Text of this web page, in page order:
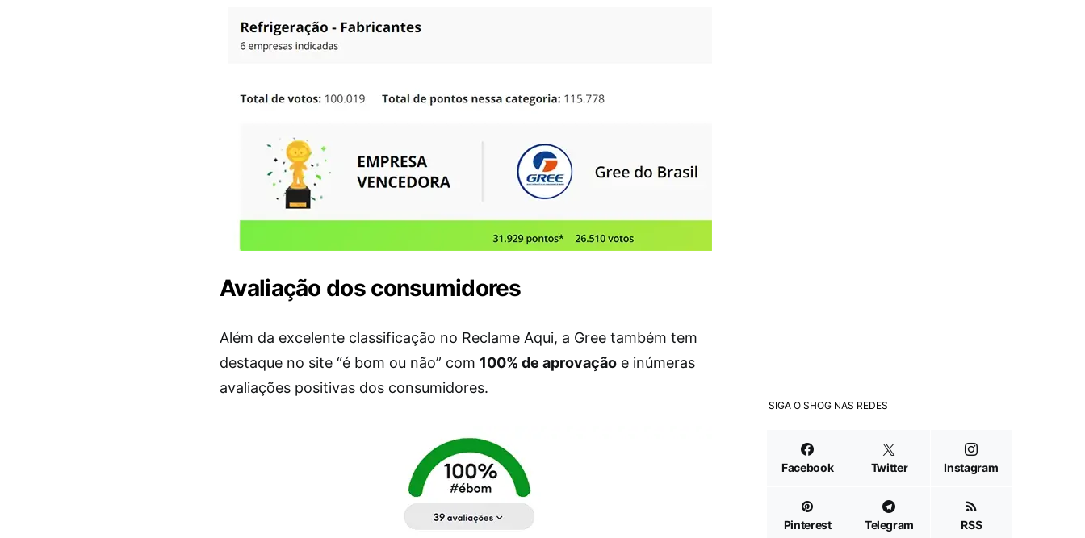
Avaliação dos consumidores
Além da excelente classificação no Reclame Aqui, a Gree também tem
destaque no site “é bom ou não” com 100% de aprovação e inúmeras
avaliações positivas dos consumidores.
SIGA O SHOG NAS REDES
Facebook Twitter Instagram
Pinterest Telegram RSS